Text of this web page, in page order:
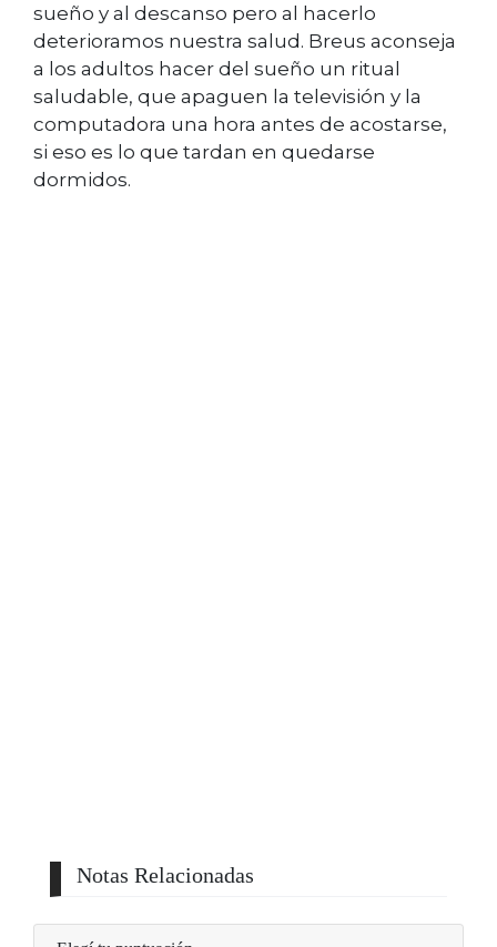
sueño y al descanso pero al hacerlo
deterioramos nuestra salud. Breus aconseja
a los adultos hacer del sueño un ritual
saludable, que apaguen la televisión y la
computadora una hora antes de acostarse,
si eso es lo que tardan en quedarse
dormidos.
Notas Relacionadas